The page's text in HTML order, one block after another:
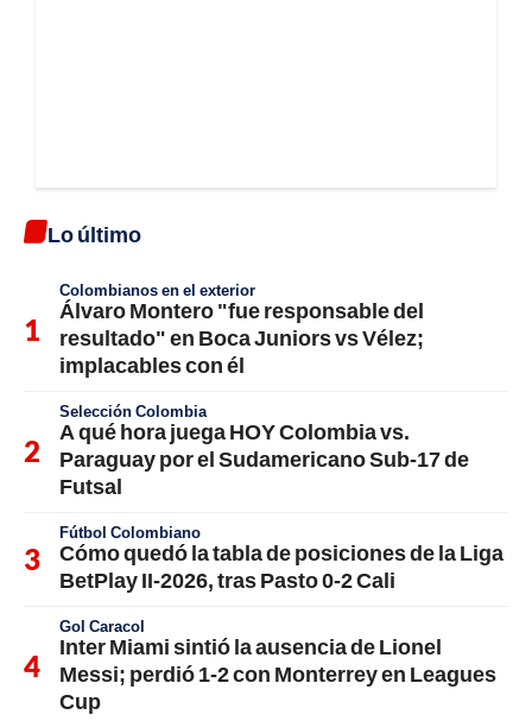
Lo último
Colombianos en el exterior
Álvaro Montero "fue responsable del
resultado" en Boca Juniors vs Vélez;
implacables con él
Selección Colombia
A qué hora juega HOY Colombia vs.
Paraguay por el Sudamericano Sub-17 de
Futsal
Fútbol Colombiano
Cómo quedó la tabla de posiciones de la Liga
BetPlay II-2026, tras Pasto 0-2 Cali
Gol Caracol
Inter Miami sintió la ausencia de Lionel
Messi; perdió 1-2 con Monterrey en Leagues
Cup